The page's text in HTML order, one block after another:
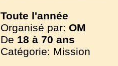
Toute l'année
Organisé par: OM
De 18 à 70 ans
Catégorie: Mission